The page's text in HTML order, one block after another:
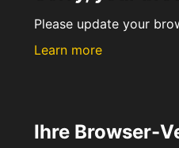
Please update your
Learn more
Ihre Browser-